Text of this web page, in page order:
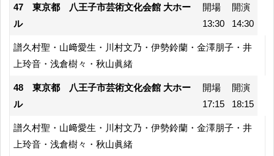
47 東京都 八王子市芸術文化会館 大ホー
ル
開場
13:30
開演
14:30
譜久村聖・山﨑愛生・川村文乃・伊勢鈴蘭・金澤朋子・井
上玲音・浅倉樹々・秋山眞緒
48 東京都 八王子市芸術文化会館 大ホー
ル
開場
17:15
開演
18:15
譜久村聖・山﨑愛生・川村文乃・伊勢鈴蘭・金澤朋子・井
上玲音・浅倉樹々・秋山眞緒